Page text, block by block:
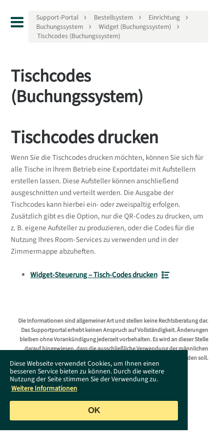
Diese Webseite verwendet Cookies, um Ihnen einen
besseren Service bieten zu können. Durch die weitere
Nutzung der Seite stimmen Sie der Verwendung zu.
Weitere Informationen
OK
Support-Portal Bestellsystem
Einrichtung
Buchungssystem
Widget (Buchungssystem)
Tischcodes (Buchungssystem)
Tischcodes
(Buchungssystem)
Tischcodes drucken
Wenn Sie die Tischcodes drucken möchten, können Sie sich für
alle Tische in Ihrem Betrieb eine Exportdatei mit Aufstellern
erstellen lassen. Diese Aufsteller können anschließend
ausgeschnitten und verteilt werden. Die Ausgabe der
Tischcodes kann hierbei ein- oder zweispaltig erfolgen.
Zusätzlich gibt es die Option, nur die QR-Codes zu drucken, um
z. B. eigene Aufsteller zu produzieren, oder die Codes für die
Nutzung Ihres Room-Services zu verwenden und in der
Zimmermappe abzuheften.
Widget-Steuerung – Tisch-Codes drucken
Die Informationen sind allgemeiner Art und stellen keine Rechtsberatung dar.
Das Supportportal erhebt keinen Anspruch auf Vollständigkeit. Änderungen
bleiben ohne Vorankündigung jederzeit vorbehalten. Es wird an dieser Stelle
darauf hingewiesen, dass die ausschließliche Verwendung der männlichen
Form geschlechtsunabhängig verstanden werden soll.